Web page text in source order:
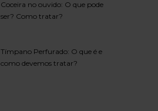
Coceira no ouvido: O que pode
ser? Como tratar?
Tímpano Perfurado: O que é e
como devemos tratar?